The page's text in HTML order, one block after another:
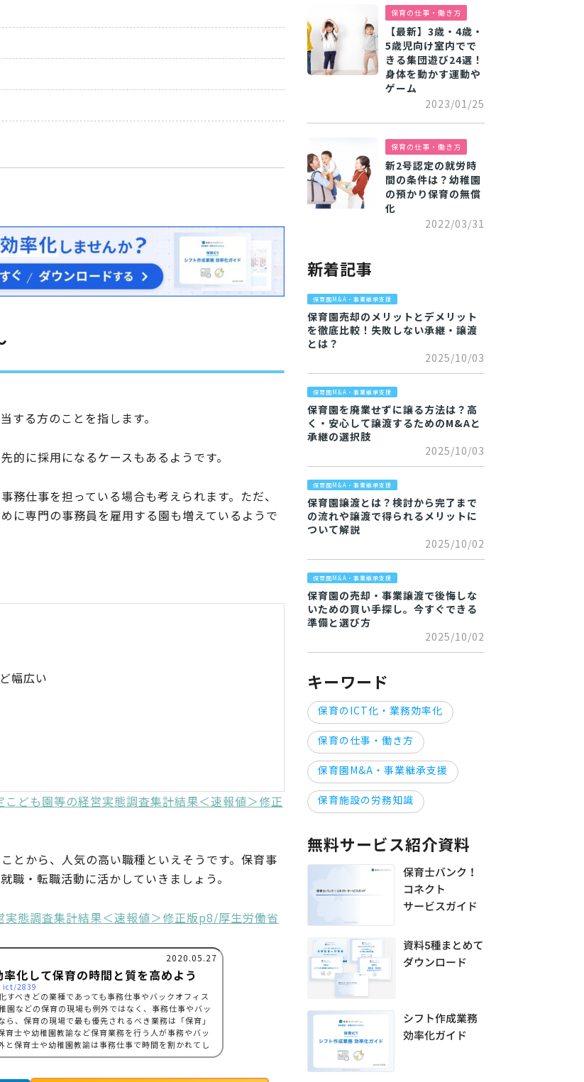
する方のことを指します。
的に採用になるケースもあるようです。
仕事を担っている場合も考えられます。ただ、
に専門の事務員を雇用する園も増えているようで
幅広い
こども園等の経営実態調査集計結果＜速報値＞修正
とから、人気の高い職種といえそうです。保育事
職・転職活動に活かしていきましょう。
態調査集計結果＜速報値＞修正版p8/厚生労働省
2020.05.27
化して保育の時間と質を高めよう
2839
べきどの業種であっても事務仕事やバックオフィス
などの保育の現場も例外ではなく、事務仕事やバッ
、保育の現場で最も優先されるべき業務は「保育」
士や幼稚園教諭など保育業務を行う人が事務やバッ
保育士や幼稚園教諭は事務仕事で時間を割かれてし
保育の仕事・働き方
【最新】3歳・4歳・
5歳児向け室内でで
きる集団遊び24選！
身体を動かす運動や
ゲーム
2023/01/25
保育の仕事・働き方
新2号認定の就労時
間の条件は？幼稚園
の預かり保育の無償
化
2022/03/31
新着記事
保育園M&A・事業継承支援
保育園売却のメリットとデメリット
を徹底比較！失敗しない承継・譲渡
とは？
2025/10/03
保育園M&A・事業継承支援
保育園を廃業せずに譲る方法は？高
く・安心して譲渡するためのM&Aと
承継の選択肢
2025/10/03
保育園M&A・事業継承支援
保育園譲渡とは？検討から完了まで
の流れや譲渡で得られるメリットに
ついて解説
2025/10/02
保育園M&A・事業継承支援
保育園の売却・事業譲渡で後悔しな
いための買い手探し。今すぐできる
準備と選び方
2025/10/02
キーワード
保育のICT化・業務効率化
保育の仕事・働き方
保育園M&A・事業継承支援
保育施設の労務知識
無料サービス紹介資料